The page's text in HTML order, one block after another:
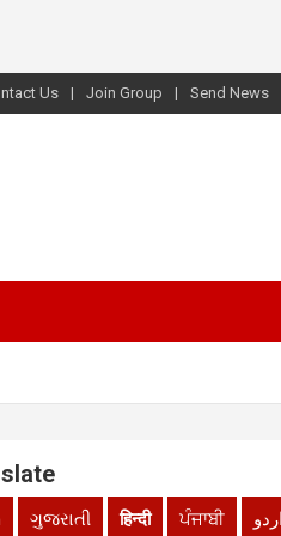
Us Join Group Send News
ગુજરાતી हिन्दी ਪੰਜਾਬੀ اردو